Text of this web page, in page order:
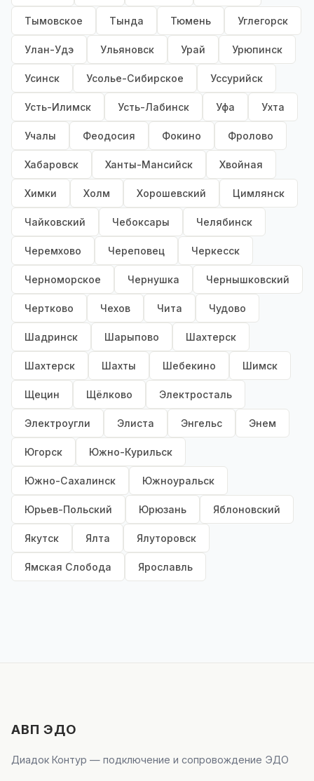
Тымовское Тында Тюмень Углегорск
Улан-Удэ Ульяновск Урай Урюпинск
Усинск Усолье-Сибирское Уссурийск
Усть-Илимск Усть-Лабинск Уфа Ухта
Учалы Феодосия Фокино Фролово
Хабаровск Ханты-Мансийск Хвойная
Химки Холм Хорошевский Цимлянск
Чайковский Чебоксары Челябинск
Черемхово Череповец Черкесск
Черноморское Чернушка Чернышковский
Чертково Чехов Чита Чудово
Шадринск Шарыпово Шахтерск
Шахтерск Шахты Шебекино Шимск
Щецин Щёлково Электросталь
Электроугли Элиста Энгельс Энем
Югорск Южно-Курильск
Южно-Сахалинск Южноуральск
Юрьев-Польский Юрюзань Яблоновский
Якутск Ялта Ялуторовск
Ямская Слобода Ярославль
АВП ЭДО
Диадок Контур — подключение и сопровождение ЭДО